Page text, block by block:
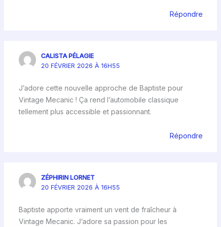
Répondre
CALISTA PÉLAGIE
20 FÉVRIER 2026 À 16H55
J’adore cette nouvelle approche de Baptiste pour
Vintage Mecanic ! Ça rend l’automobile classique
tellement plus accessible et passionnant.
Répondre
ZÉPHIRIN LORNET
20 FÉVRIER 2026 À 16H55
Baptiste apporte vraiment un vent de fraîcheur à
Vintage Mecanic. J’adore sa passion pour les